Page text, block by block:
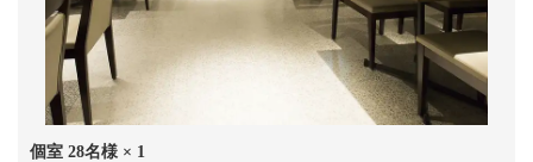
個室 28名様 × 1
福岡県北九州市小倉北区浅野１－１－１－７Ｆ
https://stationhachikura.owst.jp/seats